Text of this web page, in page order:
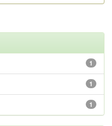
1
1
1